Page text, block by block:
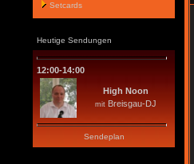
Setcards
Heutige Sendungen
12:00-14:00
High Noon
mit Breisgau-DJ
Sendeplan